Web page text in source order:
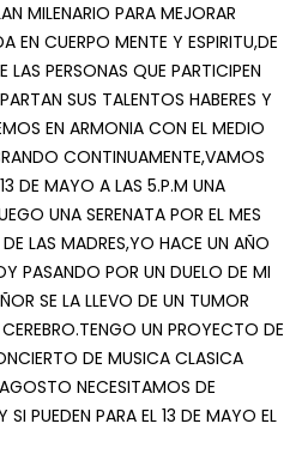
MILENARIO PARA MEJORAR
EN CUERPO MENTE Y ESPIRITU,DE
LAS PERSONAS QUE PARTICIPEN
SUS TALENTOS HABERES Y
EN ARMONIA CON EL MEDIO
CONTINUAMENTE,VAMOS
DE MAYO A LAS 5.P.M UNA
UNA SERENATA POR EL MES
LAS MADRES,YO HACE UN AÑO
PASANDO POR UN DUELO DE MI
SE LA LLEVO DE UN TUMOR
UN PROYECTO DE
DE MUSICA CLASICA
NECESITAMOS DE
PUEDEN PARA EL 13 DE MAYO EL